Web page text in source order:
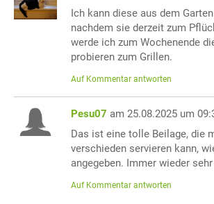
Ich kann diese aus dem
nachdem sie derzeit zum
werde ich zum Wochenende
probieren zum Grillen.
Auf Kommentar antworten
Pesu07 am 25.08.2025 um
Das ist eine tolle Beilage, die
verschieden servieren kann,
angegeben. Immer wieder
Auf Kommentar antworten